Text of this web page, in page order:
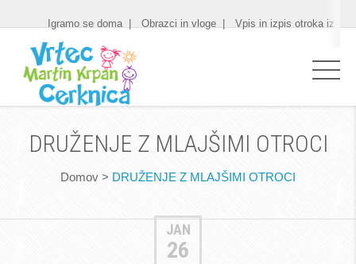
Igramo se doma Obrazci in vloge Vpis in izpis otroka iz
DRUŽENJE Z MLAJŠIMI OTROCI
Domov > DRUŽENJE Z MLAJŠIMI OTROCI
JAN
26